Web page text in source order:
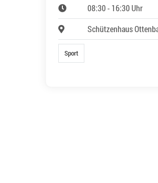
08:30 - 16:30 Uhr
Schützenhaus
Sport